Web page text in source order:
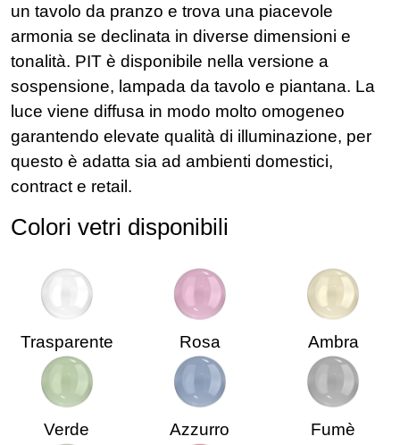
un tavolo da pranzo e trova una piacevole
armonia se declinata in diverse dimensioni e
tonalità. PIT è disponibile nella versione a
sospensione, lampada da tavolo e piantana. La
luce viene diffusa in modo molto omogeneo
garantendo elevate qualità di illuminazione, per
questo è adatta sia ad ambienti domestici,
contract e retail.
Colori vetri disponibili
Trasparente Rosa Ambra
Verde Azzurro Fumè